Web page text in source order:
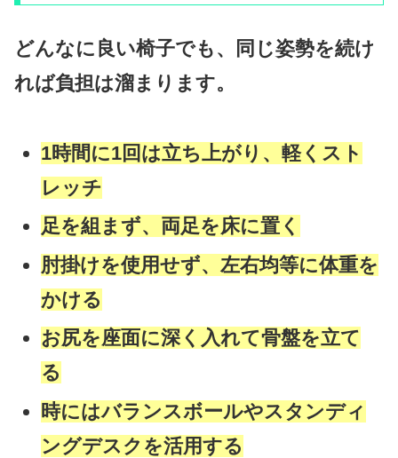
どんなに良い椅子でも、同じ姿勢を続け
れば負担は溜まります。
1時間に1回は立ち上がり、軽くスト
レッチ
足を組まず、両足を床に置く
肘掛けを使用せず、左右均等に体重を
かける
お尻を座面に深く入れて骨盤を立て
る
時にはバランスボールやスタンディ
ングデスクを活用する